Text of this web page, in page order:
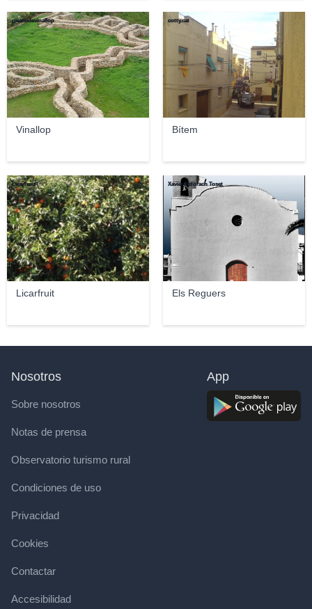
Vinallop
piramidevinallop
Bítem
cotty.cat
Licarfruit
Licarfruit
Els Reguers
Xavier Estorach Toset
Nosotros
Sobre nosotros
Notas de prensa
Observatorio turismo rural
Condiciones de uso
Privacidad
Cookies
Contactar
Accesibilidad
App